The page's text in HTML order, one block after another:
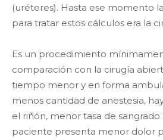
(uréteres). Hasta ese momento
para tratar estos cálculos era la
Es un procedimiento
comparación con la cirugía
tiempo menor y en forma
menos cantidad de anestesia,
el riñón, menor tasa de sangrado
paciente presenta menor dolor